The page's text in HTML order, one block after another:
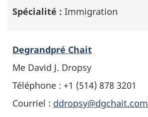
Spécialité : Immigration
Degrandpré Chait
Me David J. Dropsy
Téléphone : +1 (514) 878 3201
Courriel : ddropsy@dgchait.com